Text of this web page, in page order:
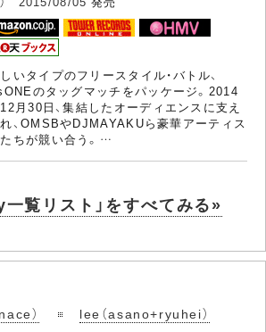
いタイプのフリースタイル・バトル、
のタッグマッチをパッケージ。2014
月30日、集結したオーディエンスに支え
、OMSBやDJMAYAKUら豪華アーティス
たちが競い合う。…
覧リスト」をすべてみる»
）
lee（asano+ryuhei）